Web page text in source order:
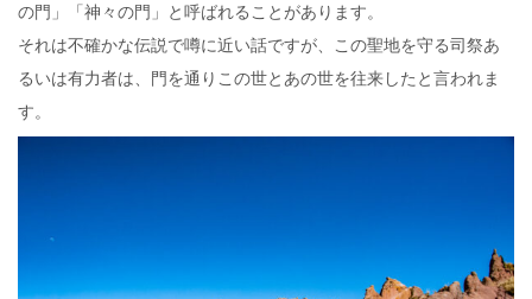
の門」「神々の門」と呼ばれることがあります。
それは不確かな伝説で噂に近い話ですが、この聖地を守る司祭あ
るいは有力者は、門を通りこの世とあの世を往来したと言われま
す。